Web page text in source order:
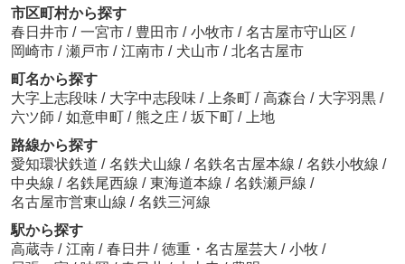
市区町村から探す
春日井市 / 一宮市 / 豊田市 / 小牧市 / 名古屋市守山区 /
岡崎市 / 瀬戸市 / 江南市 / 犬山市 / 北名古屋市
町名から探す
大字上志段味 / 大字中志段味 / 上条町 / 高森台 / 大字羽黒 /
六ツ師 / 如意申町 / 熊之庄 / 坂下町 /
上地
路線から探す
愛知環状鉄道 / 名鉄犬山線 / 名鉄名古屋本線 / 名鉄小牧線 /
中央線 / 名鉄尾西線 / 東海道本線 / 名鉄瀬戸線 /
名古屋市営東山線 / 名鉄三河線
駅から探す
高蔵寺 / 江南 / 春日井 / 徳重・名古屋芸大 / 小牧 /